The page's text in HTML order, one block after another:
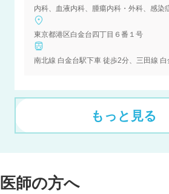
東京都港区白金台四丁目６番１号
もっと見る
医師の方へ